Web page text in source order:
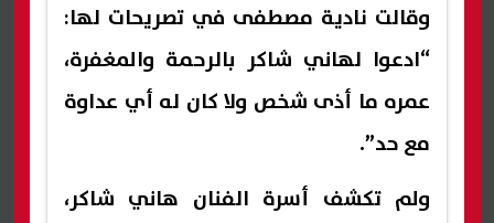
وقالت نادية مصطفى في تصريحات لها:
“ادعوا لهاني شاكر بالرحمة والمغفرة،
عمره ما أذى شخص ولا كان له أي عداوة
مع حد”.
ولم تكشف أسرة الفنان هاني شاكر،